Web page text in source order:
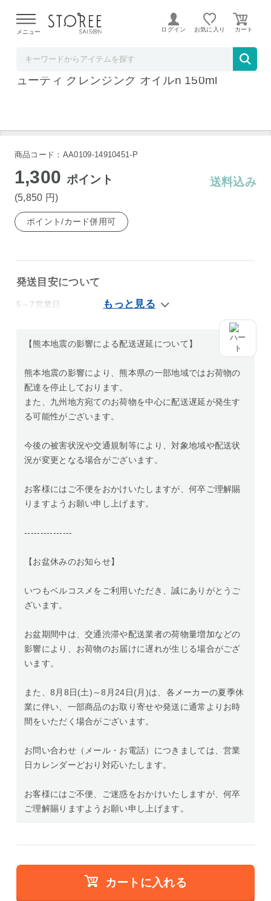
よる配送遅延が発生しております。
メニュー ログイン お気に入り
シュウ ウエムラ アルティム 8∞ スブリム ビ
ューティ クレンジング オイルn 150ml
商品コード：AA0109-14910451-P
1,300 ポイント
(5,850 円)
送料込み
ポイント/カード併用可
発送目安について
5～7営業日
【熊本地震の影響による配送遅延について】
熊本地震の影響により、熊本県の一部地域ではお荷物の
配達を停止しております。
また、九州地方宛てのお荷物を中心に配送遅延が発生す
る可能性がございます。
今後の被害状況や交通規制等により、対象地域や配送状
況が変更となる場合がございます。
お客様にはご不便をおかけいたしますが、何卒ご理解賜
りますようお願い申し上げます。
---------------
【お盆休みのお知らせ】
いつもベルコスメをご利用いただき、誠にありがとうご
ざいます。
お盆期間中は、交通渋滞や配送業者の荷物量増加などの
影響により、お荷物のお届けに遅れが生じる場合がござ
います。
また、8月8日(土)～8月24日(月)は、各メーカーの夏季休
業に伴い、一部商品のお取り寄せや発送に通常よりお時
間をいただく場合がございます。
お問い合わせ（メール・お電話）につきましては、営業
日カレンダーどおり対応いたします。
お客様にはご不便、ご迷惑をおかけいたしますが、何卒
ご理解賜りますようお願い申し上げます。
カートに入れる